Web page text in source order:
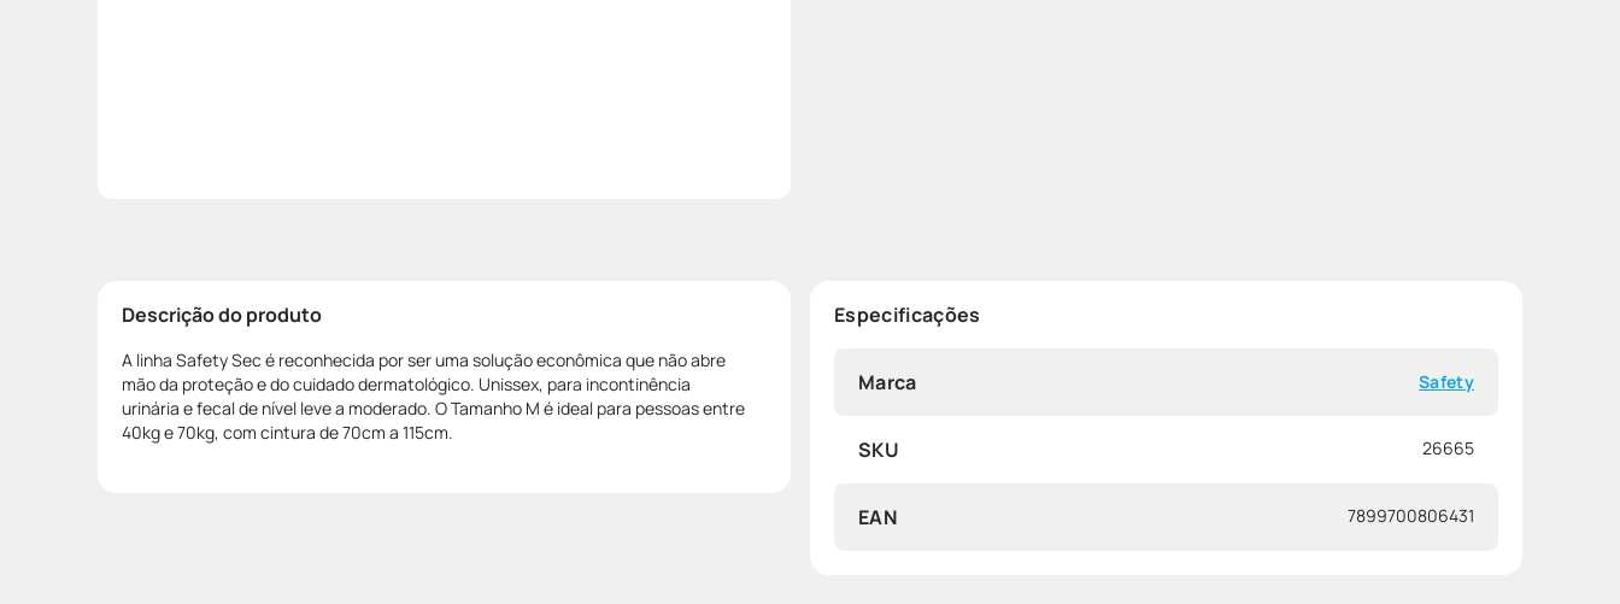
Descrição do produto
A linha Safety Sec é reconhecida por ser uma solução econômica que não abre
mão da proteção e do cuidado dermatológico. Unissex, para incontinência
urinária e fecal de nível leve a moderado. O Tamanho M é ideal para pessoas entre
40kg e 70kg, com cintura de 70cm a 115cm.
Especificações
Marca Safety
SKU 26665
EAN 7899700806431